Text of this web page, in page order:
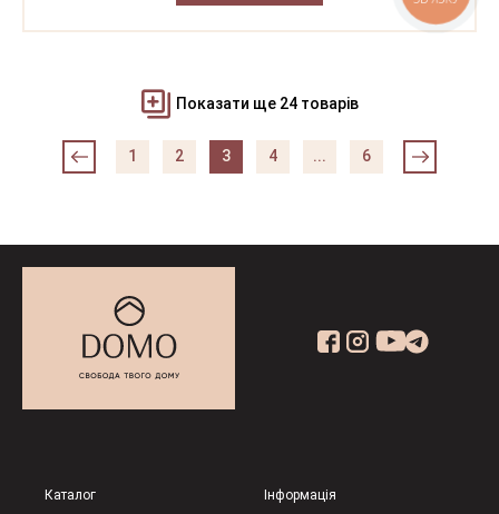
Показати ще 24 товарів
1 2 3 4 ... 6
Каталог Інформація